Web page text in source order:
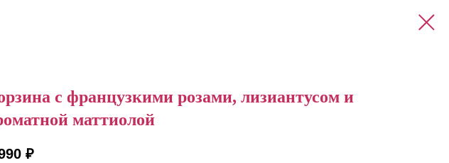
с французкими розами, лизиантусом и
маттиолой
₽